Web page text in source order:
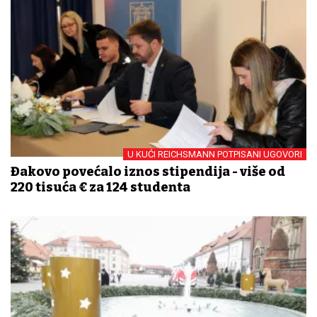
U KUĆI REICHSMANN POTPISANI UGOVORI
Đakovo povećalo iznos stipendija - više od
220 tisuća € za 124 studenta